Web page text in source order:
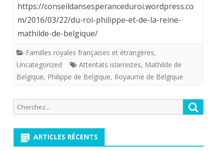
enfants””
et
leur
https://conseildansesperanceduroi.wordpress.co
m/2016/03/22/du-roi-philippe-et-de-la-reine-
mathilde-de-belgique/
Familles royales françaises et étrangères,
Uncategorized
Attentats islamistes, Mathilde de
Belgique, Philippe de Belgique, Royaume de Belgique
Recherche
pour:
ARTICLES RÉCENTS